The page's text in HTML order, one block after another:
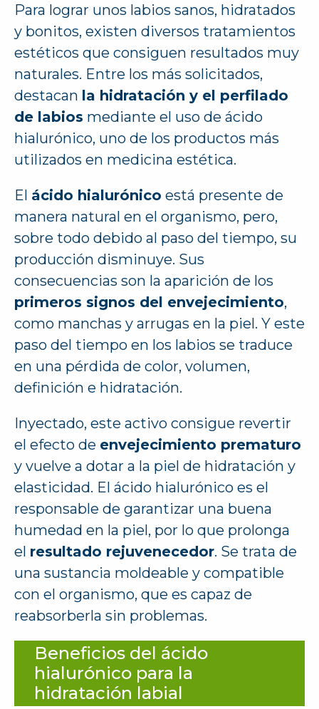
Para lograr unos labios sanos, hidratados
y bonitos, existen diversos tratamientos
estéticos que consiguen resultados muy
naturales. Entre los más solicitados,
destacan la hidratación y el perfilado
de labios mediante el uso de ácido
hialurónico, uno de los productos más
utilizados en medicina estética.
El ácido hialurónico está presente de
manera natural en el organismo, pero,
sobre todo debido al paso del tiempo, su
producción disminuye. Sus
consecuencias son la aparición de los
primeros signos del envejecimiento,
como manchas y arrugas en la piel. Y este
paso del tiempo en los labios se traduce
en una pérdida de color, volumen,
definición e hidratación.
Inyectado, este activo consigue revertir
el efecto de envejecimiento prematuro
y vuelve a dotar a la piel de hidratación y
elasticidad. El ácido hialurónico es el
responsable de garantizar una buena
humedad en la piel, por lo que prolonga
el resultado rejuvenecedor. Se trata de
una sustancia moldeable y compatible
con el organismo, que es capaz de
reabsorberla sin problemas.
Beneficios del ácido
hialurónico para la
hidratación labial